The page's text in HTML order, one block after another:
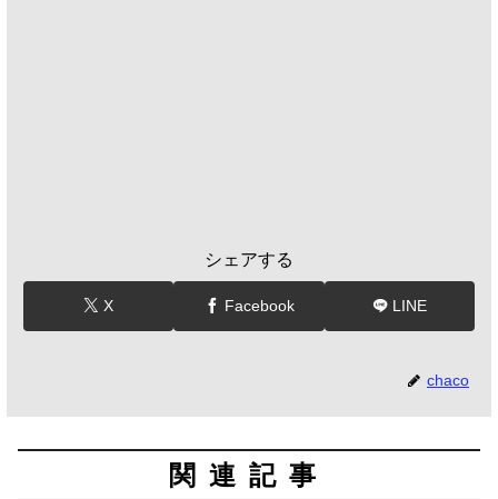
シェアする
X Facebook LINE
chaco
関連記事